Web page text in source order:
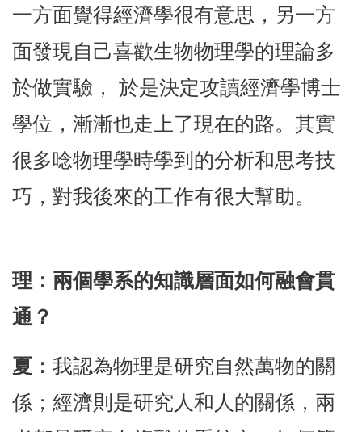
一方面覺得經濟學很有意思，另一方
面發現自己喜歡生物物理學的理論多
於做實驗， 於是決定攻讀經濟學博士
學位，漸漸也走上了現在的路。其實
很多唸物理學時學到的分析和思考技
巧，對我後來的工作有很大幫助。
理：兩個學系的知識層面如何融會貫
通？
夏： 我認為物理是研究自然萬物的關
係；經濟則是研究人和人的關係，兩